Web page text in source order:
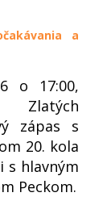
a
o 17:00,
Zlatých
zápas s
20. kola
s hlavným
Peckom.